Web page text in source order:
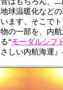
地球温暖化など
います、そこで
物の一部を、内
る“モーダルシフト
さしい内航海運